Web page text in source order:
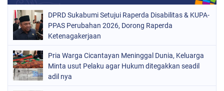
DPRD Sukabumi Setujui Raperda Disabilitas & KUPA-
PPAS Perubahan 2026, Dorong Raperda
Ketenagakerjaan
Pria Warga Cicantayan Meninggal Dunia, Keluarga
Minta usut Pelaku agar Hukum ditegakkan seadil
adil nya